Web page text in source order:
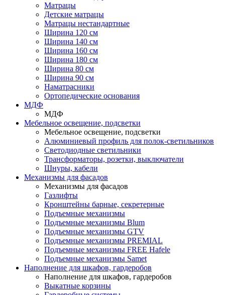
Матрацы
Детские матрацы
Матрацы нестандартные
Ширина 120 см
Ширина 140 см
Ширина 160 см
Ширина 180 см
Ширина 80 см
Ширина 90 см
Наматрасники
Ортопедические основания
МДФ
МДФ
Мебельное освещение, подсветки
Мебельное освещение, подсветки
Алюминиевый профиль для полок-светильников
Светодиодные светильники
Трансформаторы, розетки, выключатели
Шнуры, кабели
Механизмы для фасадов
Механизмы для фасадов
Газлифты
Кронштейны барные, секретерные
Подъемные механизмы
Подъемные механизмы Blum
Подъемные механизмы GTV
Подъемные механизмы PREMIAL
Подъемные механизмы FREE Hafele
Подъемные механизмы Samet
Наполнение для шкафов, гардеробов
Наполнение для шкафов, гардеробов
Выкатные корзины